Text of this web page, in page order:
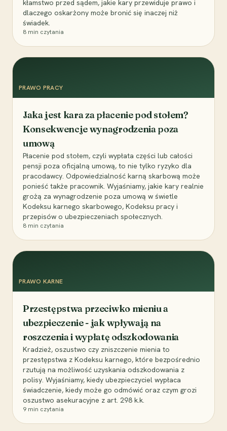
kłamstwo przed sądem, jakie kary przewiduje prawo i
dlaczego oskarżony może bronić się inaczej niż
świadek.
8 min czytania
PRAWO PRACY
Jaka jest kara za płacenie pod stołem?
Konsekwencje wynagrodzenia poza
umową
Płacenie pod stołem, czyli wypłata części lub całości
pensji poza oficjalną umową, to nie tylko ryzyko dla
pracodawcy. Odpowiedzialność karną skarbową może
ponieść także pracownik. Wyjaśniamy, jakie kary realnie
grożą za wynagrodzenie poza umową w świetle
Kodeksu karnego skarbowego, Kodeksu pracy i
przepisów o ubezpieczeniach społecznych.
8 min czytania
PRAWO KARNE
Przestępstwa przeciwko mieniu a
ubezpieczenie - jak wpływają na
roszczenia i wypłatę odszkodowania
Kradzież, oszustwo czy zniszczenie mienia to
przestępstwa z Kodeksu karnego, które bezpośrednio
rzutują na możliwość uzyskania odszkodowania z
polisy. Wyjaśniamy, kiedy ubezpieczyciel wypłaca
świadczenie, kiedy może go odmówić oraz czym grozi
oszustwo asekuracyjne z art. 298 k.k.
9 min czytania